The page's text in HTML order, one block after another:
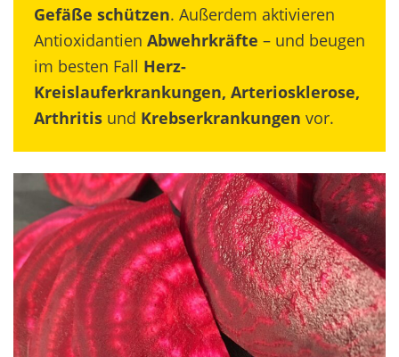
Gefäße schützen. Außerdem aktivieren
Antioxidantien Abwehrkräfte – und beugen
im besten Fall Herz-
Kreislauferkrankungen, Arteriosklerose,
Arthritis und Krebserkrankungen vor.